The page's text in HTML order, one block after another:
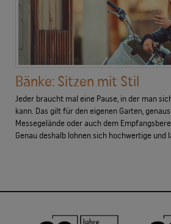
Bänke: Sitzen mit Stil
Jeder braucht mal eine Pause, in der man
kann. Das gilt für den eigenen Garten,
Messegelände oder auch dem
Genau deshalb lohnen sich hochwertige und